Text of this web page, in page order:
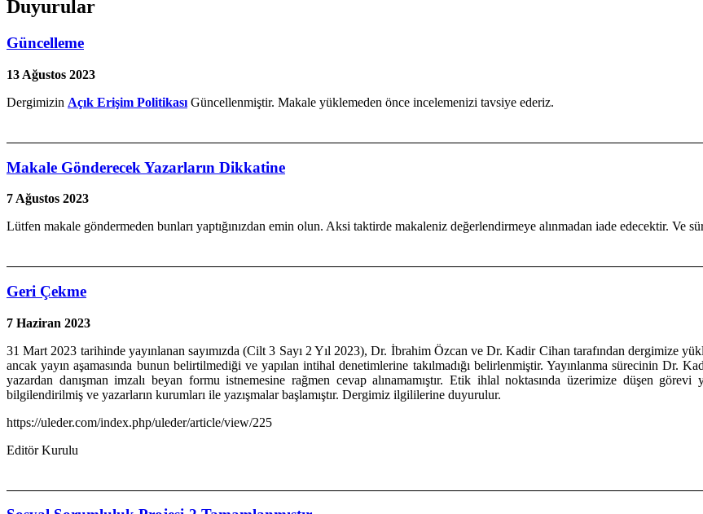
Duyurular
Güncelleme
13 Ağustos 2023
Dergimizin Açık Erişim Politikası Güncellenmiştir. Makale yüklemeden önce incelemenizi tavsiye ederiz.
Makale Gönderecek Yazarların Dikkatine
7 Ağustos 2023
Lütfen makale göndermeden bunları yaptığınızdan emin olun. Aksi taktirde makaleniz değerlendirmeye alınmadan iade edecektir. Ve
Geri Çekme
7 Haziran 2023
31 Mart 2023 tarihinde yayınlanan sayımızda (Cilt 3 Sayı 2 Yıl 2023), Dr. İbrahim Özcan ve Dr. Kadir Cihan tarafından dergimize
ancak yayın aşamasında bunun belirtilmediği ve yapılan intihal denetimlerine takılmadığı belirlenmiştir. Yayınlanma sürecinin Dr.
yazardan danışman imzalı beyan formu istnemesine rağmen cevap alınamamıştır. Etik ihlal noktasında üzerimize düşen
bilgilendirilmiş ve yazarların kurumları ile yazışmalar başlamıştır. Dergimiz ilgililerine duyurulur.
https://uleder.com/index.php/uleder/article/view/225
Editör Kurulu